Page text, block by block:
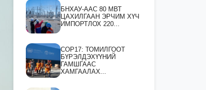
БНХАУ-ААС 80 МВТ
ЦАХИЛГААН ЭРЧИМ ХҮЧ
ИМПОРТЛОХ 220...
СOP17: ТОМИЛГООТ
БҮРЭЛДЭХҮҮНИЙ
ГАМШГААС
ХАМГААЛАХ...